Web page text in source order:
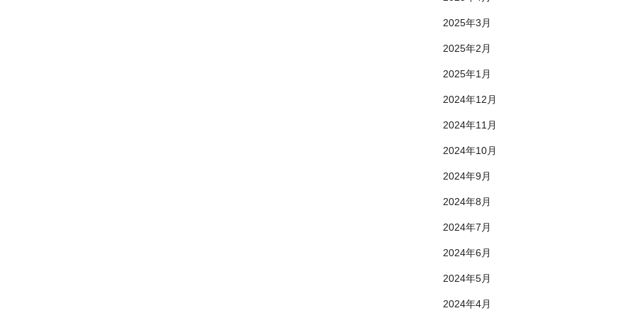
2025年3月
2025年2月
2025年1月
2024年12月
2024年11月
2024年10月
2024年9月
2024年8月
2024年7月
2024年6月
2024年5月
2024年4月